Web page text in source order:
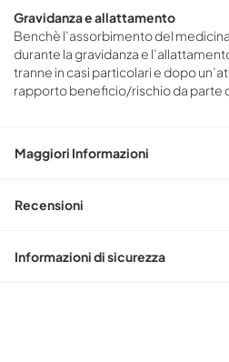
Gravidanza e allattamento
Benchè l’assorbimento del
durante la gravidanza e
tranne in casi particolari e dopo
rapporto beneficio/rischio da parte
Maggiori Informazioni
Recensioni
Informazioni di sicurezza